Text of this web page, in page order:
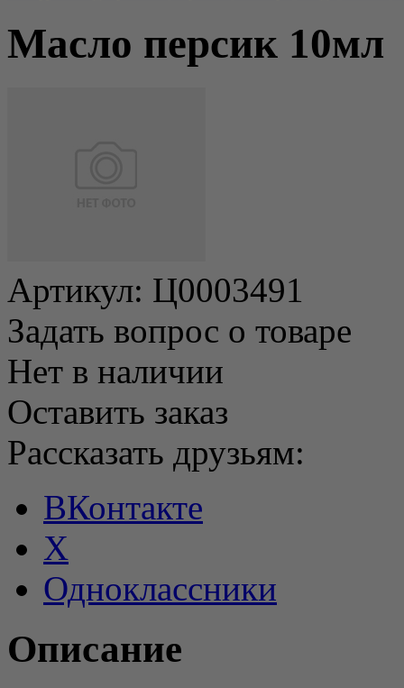
Масло персик 10мл
Артикул: Ц0003491
Задать вопрос о товаре
Нет в наличии
Оставить заказ
Рассказать друзьям:
ВКонтакте
X
Одноклассники
Описание